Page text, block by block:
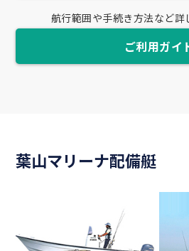
航行範囲や手続き方法など詳
ご利用ガイ
葉山マリーナ配備艇